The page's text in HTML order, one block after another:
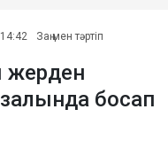
Заң мен тәртіп
жерден
босап